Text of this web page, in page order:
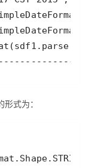
式为：